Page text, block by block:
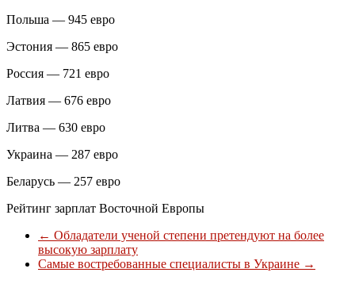
Польша — 945 евро
Эстония — 865 евро
Россия — 721 евро
Латвия — 676 евро
Литва — 630 евро
Украина — 287 евро
Беларусь — 257 евро
Рейтинг зарплат Восточной Европы
← Обладатели ученой степени претендуют на более
высокую зарплату
Самые востребованные специалисты в Украине →